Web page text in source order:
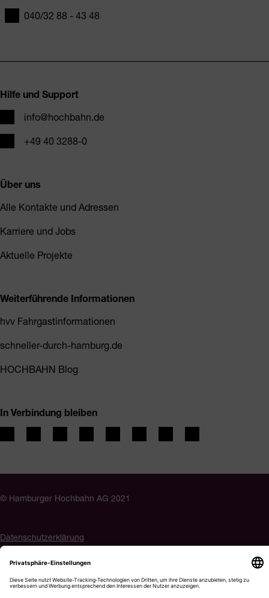
Telefon
040/32 88 - 43 48
Hilfe und Support
E-Mailinfo@hochbahn.de
Telefon+49 40 3288-0
Über uns
Alle Kontakte und Adressen
Karriere und Jobs
Aktuelle Projekte
Weiterführende Informationen
hvv Fahrgastinformationen
schneller-durch-hamburg.de
HOCHBAHN Blog
In Verbindung bleiben
© Hamburger Hochbahn AG 2021
Datenschutzerklärung
Impressum
Barrierefreiheit